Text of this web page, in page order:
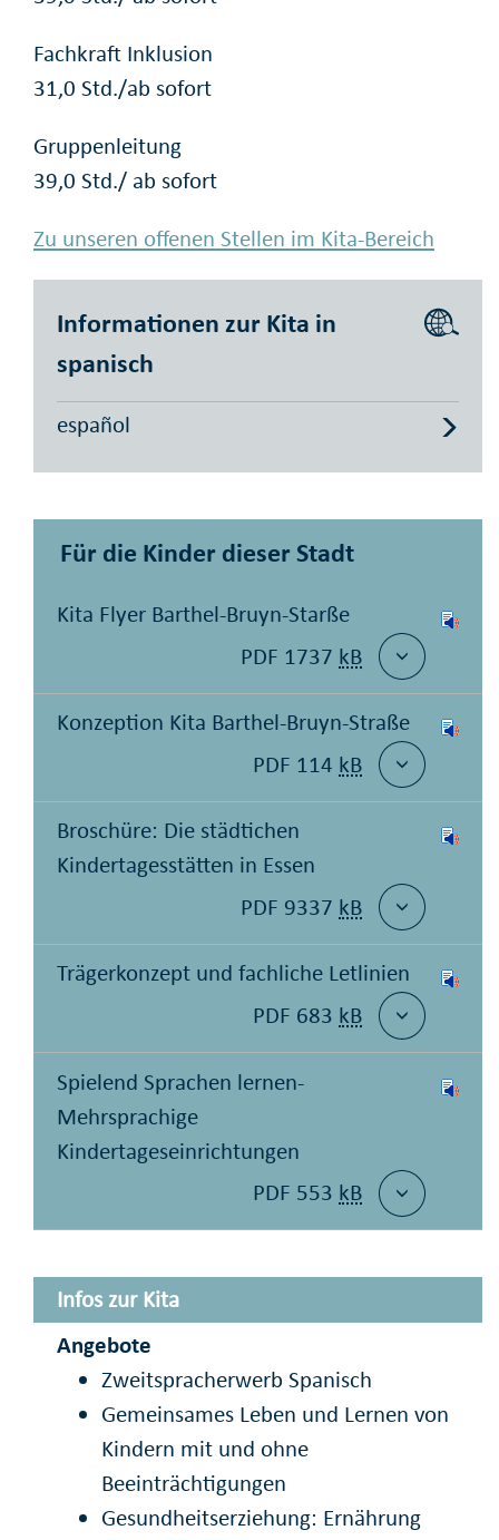
Fachkraft Inklusion
31,0 Std./ab sofort
Gruppenleitung
39,0 Std./ ab sofort
Zu unseren offenen Stellen im Kita-Bereich
Informationen zur Kita in
spanisch
español
Für die Kinder dieser Stadt
Kita Flyer Barthel-Bruyn-Starße
PDF 1737 kB
Konzeption Kita Barthel-Bruyn-Straße
PDF 114 kB
Broschüre: Die städtichen
Kindertagesstätten in Essen
PDF 9337 kB
Trägerkonzept und fachliche Letlinien
PDF 683 kB
Spielend Sprachen lernen-
Mehrsprachige
Kindertageseinrichtungen
PDF 553 kB
Infos zur Kita
Angebote
Zweitspracherwerb Spanisch
Gemeinsames Leben und Lernen von
Kindern mit und ohne
Beeinträchtigungen
Gesundheitserziehung: Ernährung